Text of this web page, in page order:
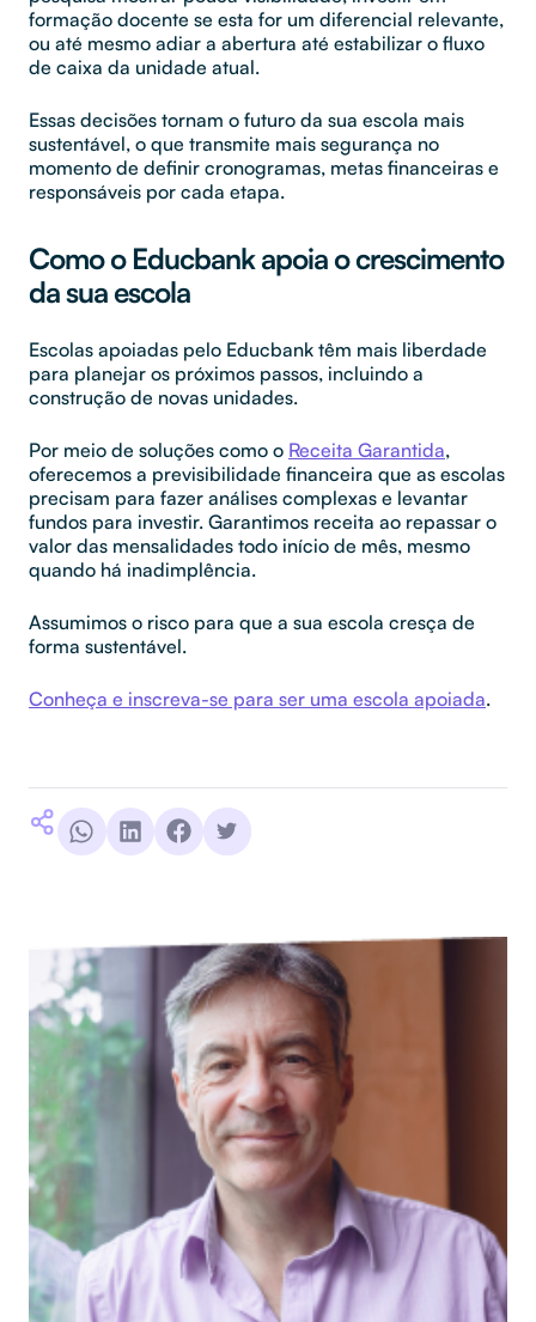
formação docente se esta for um diferencial relevante,
ou até mesmo adiar a abertura até estabilizar o fluxo
de caixa da unidade atual.
Essas decisões tornam o futuro da sua escola mais
sustentável, o que transmite mais segurança no
momento de definir cronogramas, metas financeiras e
responsáveis por cada etapa.
Como o Educbank apoia o crescimento
da sua escola
Escolas apoiadas pelo Educbank têm mais liberdade
para planejar os próximos passos, incluindo a
construção de novas unidades.
Por meio de soluções como o Receita Garantida,
oferecemos a previsibilidade financeira que as escolas
precisam para fazer análises complexas e levantar
fundos para investir. Garantimos receita ao repassar o
valor das mensalidades todo início de mês, mesmo
quando há inadimplência.
Assumimos o risco para que a sua escola cresça de
forma sustentável.
Conheça e inscreva-se para ser uma escola apoiada.